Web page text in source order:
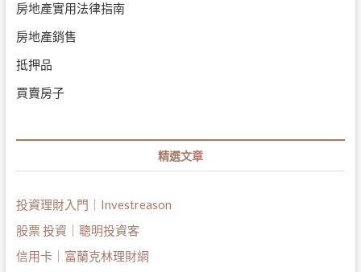
房地產實用法律指南
房地產銷售
抵押品
買賣房子
精選文章
投資理財入門｜Investreason
股票 投資｜聰明投資客
信用卡｜富蘭克林理財網